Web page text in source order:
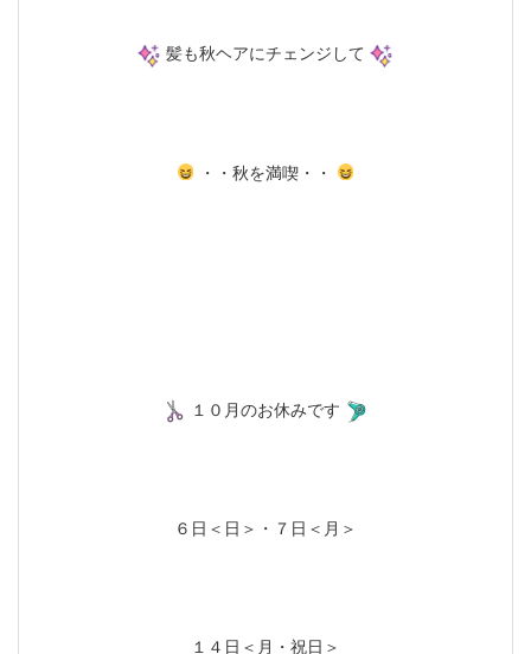
髪も秋ヘアにチェンジして
・・秋を満喫・・
１０月のお休みです
６日＜日＞・７日＜月＞
１４日＜月・祝日＞